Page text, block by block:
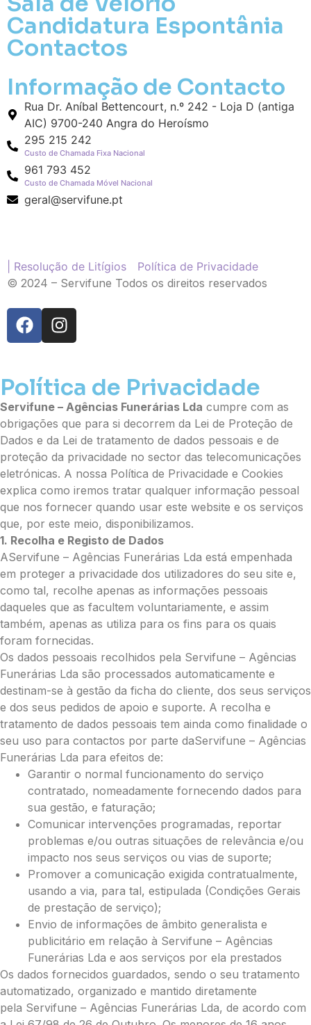
Candidatura Espontânia
Contactos
Informação de Contacto
Rua Dr. Aníbal Bettencourt, n.º 242 - Loja D (antiga
AIC) 9700-240 Angra do Heroísmo
295 215 242
Custo de Chamada Fixa Nacional
961 793 452
Custo de Chamada Móvel Nacional
geral@servifune.pt
| Resolução de Litígios
Política de Privacidade
© 2024 – Servifune Todos os direitos reservados
Pague já com PayPal
Envie Flores
Maria das Mercês Dias
Neste Formulário, você paga de imediato
com Paypal
Política de Privacidade
Servifune – Agências Funerárias Lda cumpre com as
obrigações que para si decorrem da Lei de Proteção de
Dados e da Lei de tratamento de dados pessoais e de
proteção da privacidade no sector das telecomunicações
eletrónicas. A nossa Política de Privacidade e Cookies
explica como iremos tratar qualquer informação pessoal
que nos fornecer quando usar este website e os serviços
que, por este meio, disponibilizamos.
1. Recolha e Registo de Dados
AServifune – Agências Funerárias Lda está empenhada
em proteger a privacidade dos utilizadores do seu site e,
como tal, recolhe apenas as informações pessoais
daqueles que as facultem voluntariamente, e assim
também, apenas as utiliza para os fins para os quais
foram fornecidas.
Os dados pessoais recolhidos pela Servifune – Agências
Funerárias Lda são processados automaticamente e
destinam-se à gestão da ficha do cliente, dos seus serviços
e dos seus pedidos de apoio e suporte. A recolha e
tratamento de dados pessoais tem ainda como finalidade o
seu uso para contactos por parte daServifune – Agências
Funerárias Lda para efeitos de:
Garantir o normal funcionamento do serviço
contratado, nomeadamente fornecendo dados para
sua gestão, e faturação;
Comunicar intervenções programadas, reportar
problemas e/ou outras situações de relevância e/ou
impacto nos seus serviços ou vias de suporte;
Promover a comunicação exigida contratualmente,
usando a via, para tal, estipulada (Condições Gerais
de prestação de serviço);
Envio de informações de âmbito generalista e
publicitário em relação à Servifune – Agências
Funerárias Lda e aos serviços por ela prestados
Os dados fornecidos guardados, sendo o seu tratamento
automatizado, organizado e mantido diretamente
pela Servifune – Agências Funerárias Lda, de acordo com